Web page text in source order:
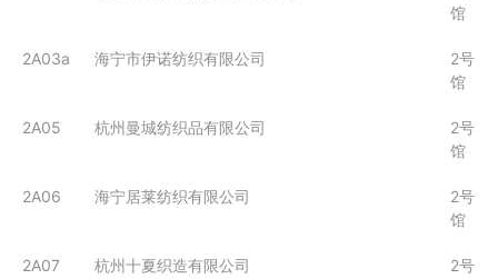
馆
2A03a 海宁市伊诺纺织有限公司
2号
馆
2A05 杭州曼城纺织品有限公司
2号
馆
2A06 海宁居莱纺织有限公司
2号
馆
2A07 杭州十夏织造有限公司
2号